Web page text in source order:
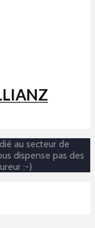
au secteur de
dispense pas des
:-)